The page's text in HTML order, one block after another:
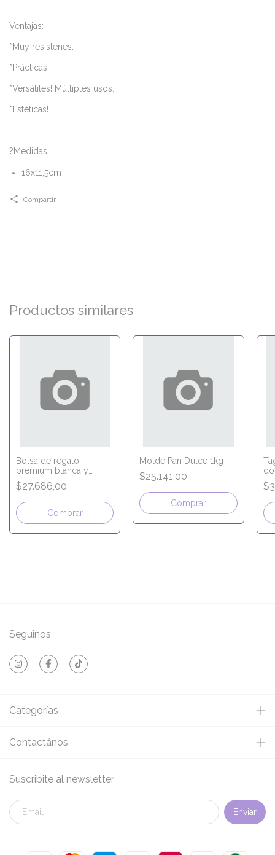
Ventajas:
*Muy resistenes.
*Prácticas!
*Versátiles! Múltiples usos.
*Estéticas!.
?Medidas:
16x11,5cm
Compartir
Productos similares
Bolsa de regalo
premium blanca y
dorada + Tag señalador
25x14x33 Crema
$27.686,00
Comprar
Molde Pan Dulce 1kg
$25.141,00
Comprar
Seguinos
Categorías
Contactános
Suscribite al newsletter